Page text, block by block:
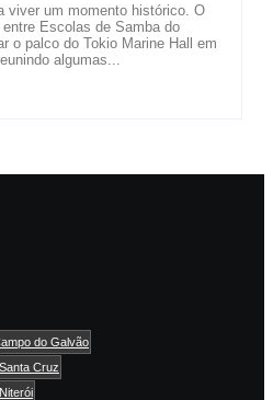
viver um momento histórico. O
Escolas de Samba do
o palco do Tokio Marine Hall em
algumas...
do Galvão
Cruz